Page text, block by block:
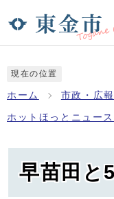
現在の位置
ホーム 市政・広報
ホットほっとニュース
早苗田と